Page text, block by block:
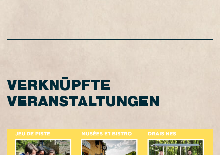
VERKNÜPFTE
VERANSTALTUNGEN